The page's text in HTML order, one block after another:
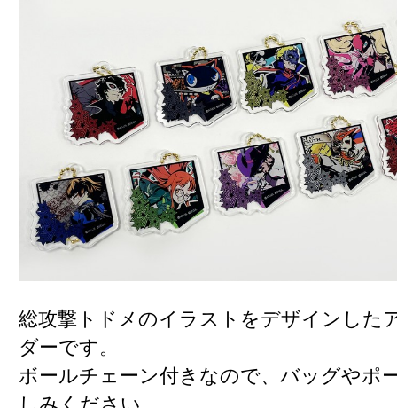
総攻撃トドメのイラストをデザインした
ダーです。
ボールチェーン付きなので、バッグやポ